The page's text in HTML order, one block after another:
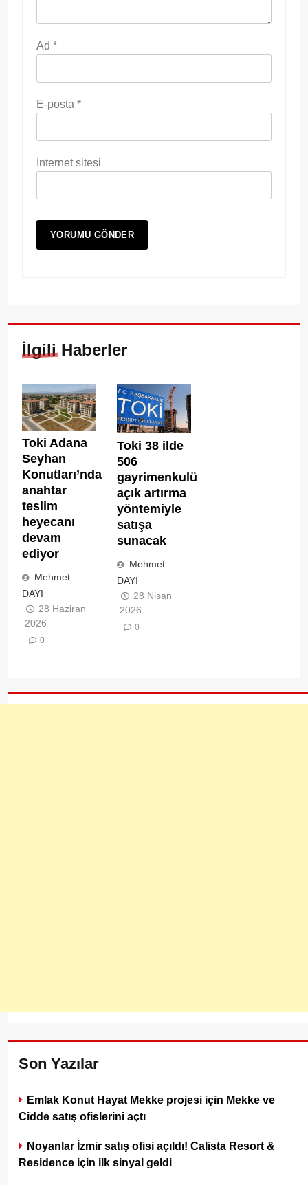
Ad *
E-posta *
İnternet sitesi
İlgili Haberler
Toki Adana
Seyhan
Konutları’nda
anahtar
teslim
heyecanı
devam
ediyor
Mehmet
DAYI
28 Haziran
2026
0
Toki 38 ilde
506
gayrimenkulü
açık artırma
yöntemiyle
satışa
sunacak
Mehmet
DAYI
28 Nisan
2026
0
Son Yazılar
Emlak Konut Hayat Mekke projesi için Mekke ve
Cidde satış ofislerini açtı
Noyanlar İzmir satış ofisi açıldı! Calista Resort &
Residence için ilk sinyal geldi